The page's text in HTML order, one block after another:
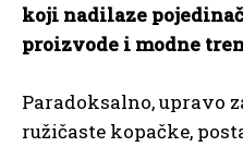
koji nadilaze
proizvode i modne
Paradoksalno, upravo
ružičaste kopačke,